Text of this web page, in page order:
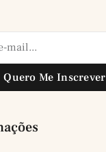
Quero Me Inscrever